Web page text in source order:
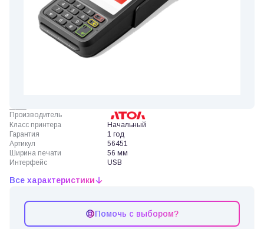
Производитель
Класс принтера
Начальный
Гарантия
1 год
Артикул
56451
Ширина печати
56 мм
Интерфейс
USB
Все характеристики
Помочь с выбором?